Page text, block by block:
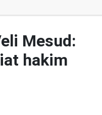
Mesud:
hakim